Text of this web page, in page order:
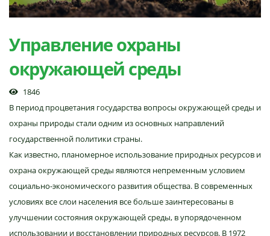
Управление охраны
окружающей среды
1846
В период процветания государства вопросы окружающей среды и
охраны природы стали одним из основных направлений
государственной политики страны.
Как известно, планомерное использование природных ресурсов и
охрана окружающей среды являются непременным условием
социально-экономического развития общества. В современных
условиях все слои населения все больше заинтересованы в
улучшении состояния окружающей среды, в упорядоченном
использовании и восстановлении природных ресурсов. В 1972